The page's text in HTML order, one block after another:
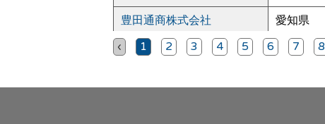
豊田通商株式会社 愛知県
日本郵政株式会社 東京都
プ
東京都
‹ 1 2 3 4 5 6 7 8